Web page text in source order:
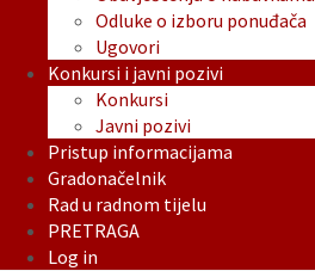
Odluke o izboru ponuđača
Ugovori
Konkursi i javni pozivi
Konkursi
Javni pozivi
Pristup informacijama
Gradonačelnik
Rad u radnom tijelu
PRETRAGA
Log in